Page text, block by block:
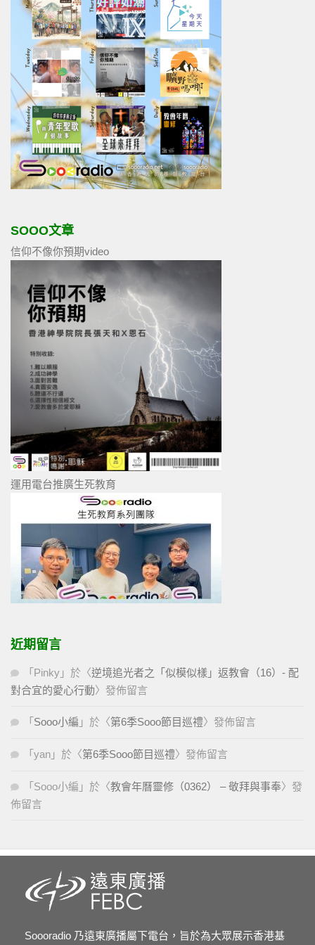
SOOO文章
信仰不像你預期video
運用電台推廣生死教育
近期留言
「 Pinky 」於〈逆境追光者之「似模似樣」返教會（16）- 配
對合宜的愛心行動〉發佈留言
「 Sooo小編 」於〈第6季Sooo節目巡禮〉發佈留言
「 yan 」於〈第6季Sooo節目巡禮〉發佈留言
「 Sooo小編 」於〈教會年曆靈修（0362） – 敬拜與事奉〉發
佈留言
Soooradio 乃遠東廣播屬下電台，旨於為大眾展示香港基